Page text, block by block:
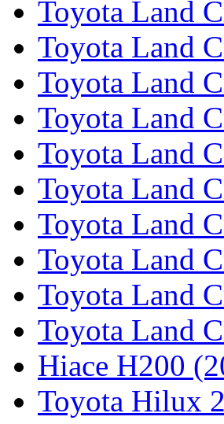
Toyota Land
Toyota Land
Toyota Land
Toyota Land
Toyota Land
Toyota Land
Toyota Land
Toyota Land
Toyota Land
Toyota Land
Hiace H200
Toyota Hilux